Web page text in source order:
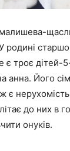
родині
є троє дітей-
анна. Його
є
до них в
онуків.